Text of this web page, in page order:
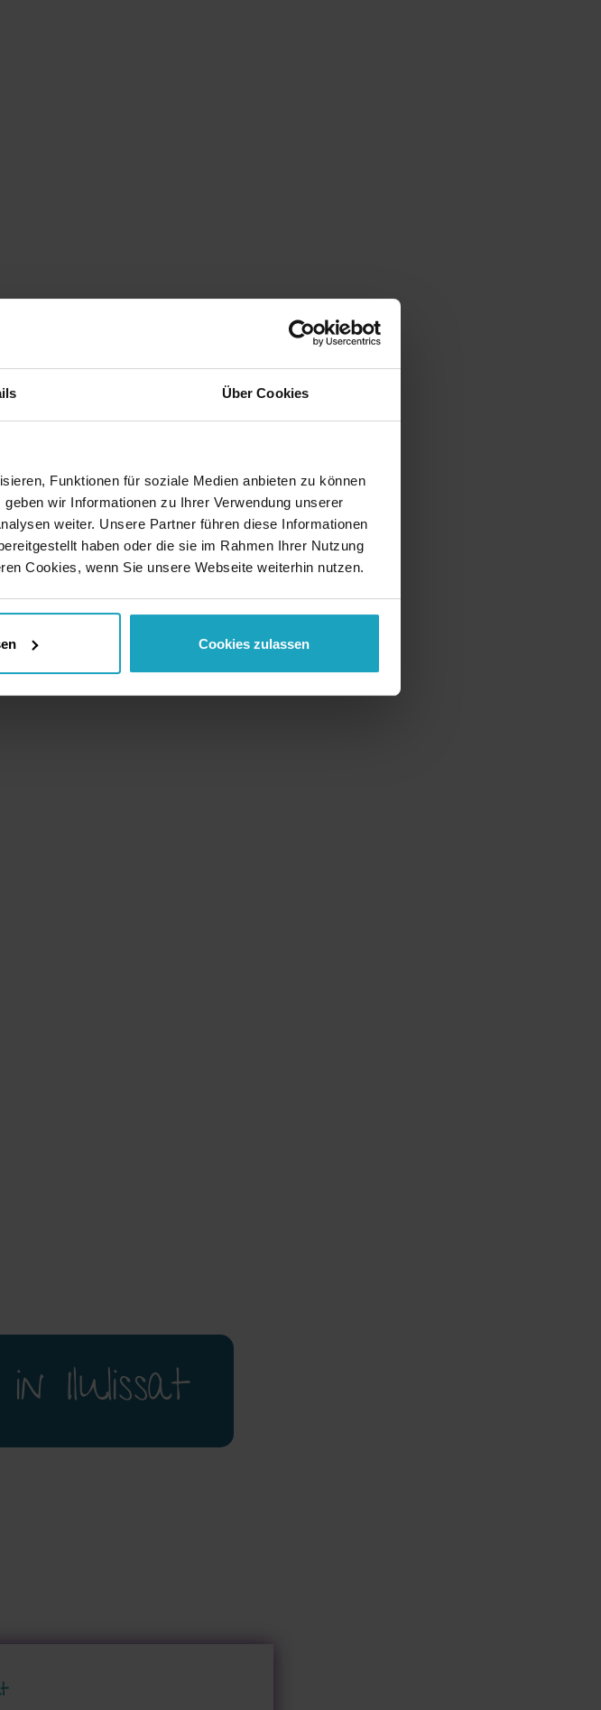
Über Cookies
Funktionen für soziale Medien anbieten zu können
wir Informationen zu Ihrer Verwendung unserer
weiter. Unsere Partner führen diese Informationen
haben oder die sie im Rahmen Ihrer Nutzung
Cookies, wenn Sie unsere Webseite weiterhin nutzen.
Cookies zulassen
Ilulissat